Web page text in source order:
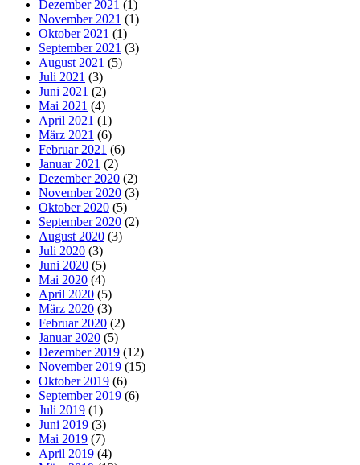
Dezember 2021 (1)
November 2021 (1)
Oktober 2021 (1)
September 2021 (3)
August 2021 (5)
Juli 2021 (3)
Juni 2021 (2)
Mai 2021 (4)
April 2021 (1)
März 2021 (6)
Februar 2021 (6)
Januar 2021 (2)
Dezember 2020 (2)
November 2020 (3)
Oktober 2020 (5)
September 2020 (2)
August 2020 (3)
Juli 2020 (3)
Juni 2020 (5)
Mai 2020 (4)
April 2020 (5)
März 2020 (3)
Februar 2020 (2)
Januar 2020 (5)
Dezember 2019 (12)
November 2019 (15)
Oktober 2019 (6)
September 2019 (6)
Juli 2019 (1)
Juni 2019 (3)
Mai 2019 (7)
April 2019 (4)